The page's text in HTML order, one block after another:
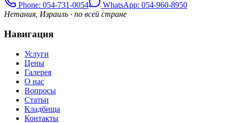
Phone: 054-731-0054
WhatsApp: 054-960-8950
Нетания, Израиль · по всей стране
Навигация
Услуги
Цены
Галерея
О нас
Вопросы
Статьи
Кладбища
Контакты